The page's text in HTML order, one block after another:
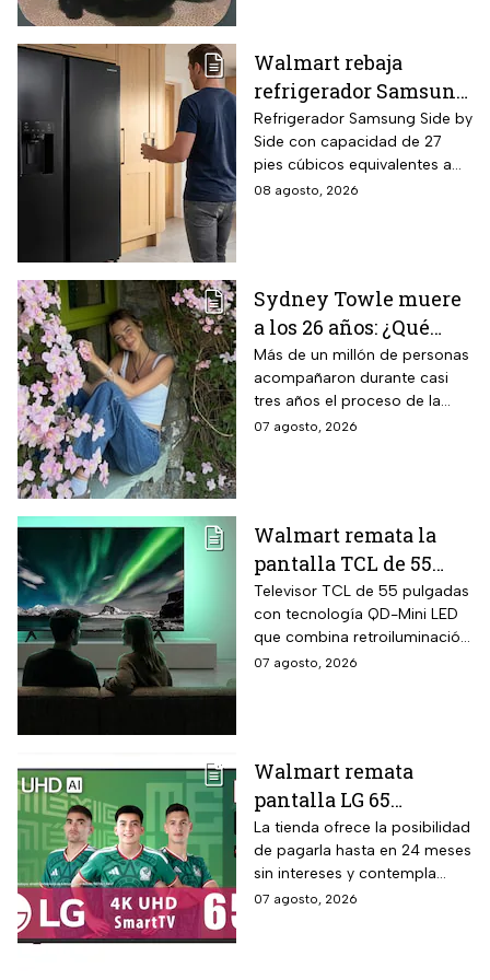
Walmart rebaja
refrigerador Samsung
Side by Side 27 pies
negro para familias
con casi 40% de
descuento
Refrigerador Samsung Side by
Side con capacidad de 27
pies cúbicos equivalentes a
716 litros, tecnología
Inverter con 20 años de
garantía exclusiva,
dispensador de agua y hielo
en la puerta y fábrica de
hielos automática.
08 agosto, 2026
Sydney Towle muere
a los 26 años: ¿Qué
cáncer padecía la
estrella de TikTok?
Más de un millón de personas
acompañaron durante casi
tres años el proceso de la
creadora: tratamientos,
07 agosto, 2026
Walmart remata la
pantalla TCL de 55
pulgadas 4K QD-Mini
Led con $6,600 de
descuento en línea y
hasta 24 meses sin
Televisor TCL de 55 pulgadas
con tecnología QD-Mini LED
que combina retroiluminación
Mini LED de casi precisión
plataforma Google TV.
07 agosto, 2026
Walmart remata
pantalla LG 65
pulgadas UHD 4K con
funciones de
inteligencia artificial
ThinQ
La tienda ofrece la posibilidad
de pagarla hasta en 24 meses
sin intereses y contempla
devoluciones hasta 30 días
07 agosto, 2026